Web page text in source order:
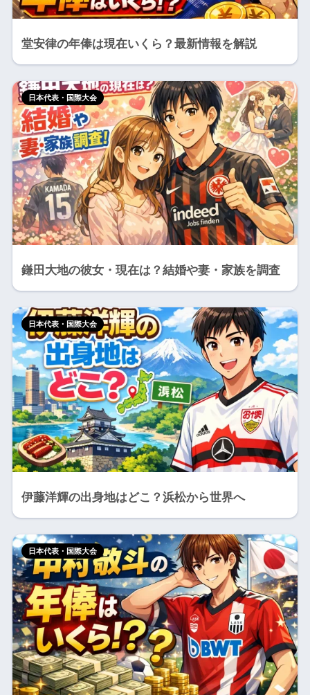
堂安律の年俸は現在いくら？最新情報を解説
鎌田大地の彼女・現在は？結婚や妻・家族を調査
日本代表・国際大会
伊藤洋輝の出身地はどこ？浜松から世界へ
日本代表・国際大会
日本代表・国際大会